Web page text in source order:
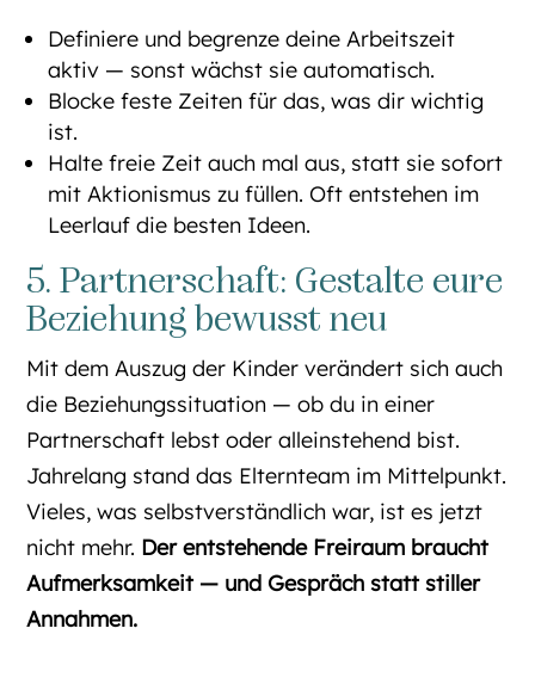
Definiere und begrenze deine Arbeitszeit
aktiv — sonst wächst sie automatisch.
Blocke feste Zeiten für das, was dir wichtig
ist.
Halte freie Zeit auch mal aus, statt sie sofort
mit Aktionismus zu füllen. Oft entstehen im
Leerlauf die besten Ideen.
5. Partnerschaft: Gestalte eure
Beziehung bewusst neu
Mit dem Auszug der Kinder verändert sich auch
die Beziehungssituation — ob du in einer
Partnerschaft lebst oder alleinstehend bist.
Jahrelang stand das Elternteam im Mittelpunkt.
Vieles, was selbstverständlich war, ist es jetzt
nicht mehr. Der entstehende Freiraum braucht
Aufmerksamkeit — und Gespräch statt stiller
Annahmen.